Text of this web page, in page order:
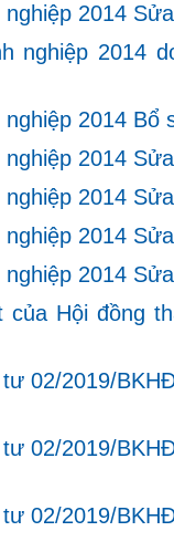
2014
nghiệp 2014
2014 Bổ
2014
2014
2014
2014
Hội đồng
02/2019/
02/2019/
02/2019/